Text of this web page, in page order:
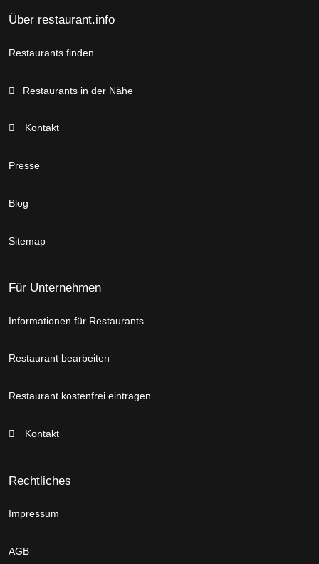
Über restaurant.info
Restaurants finden
Restaurants in der Nähe
Kontakt
Presse
Blog
Sitemap
Für Unternehmen
Informationen für Restaurants
Restaurant bearbeiten
Restaurant kostenfrei eintragen
Kontakt
Rechtliches
Impressum
AGB